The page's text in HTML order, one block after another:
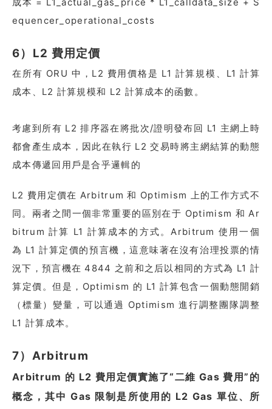
equencer_operational_costs
6）L2 費用定價
在所有 ORU 中，L2 費用價格是 L1 計算規模、L1 計算
成本、L2 計算規模和 L2 計算成本的函數。
考慮到所有 L2 排序器在將批次/證明發布回 L1 主網上時
都會產生成本，因此在執行 L2 交易時將主網結算的動態
成本傳遞回用戶是合乎邏輯的
L2 費用定價在 Arbitrum 和 Optimism 上的工作方式不
同。兩者之間一個非常重要的區別在于 Optimism 和 Ar
bitrum 計算 L1 計算成本的方式。Arbitrum 使用一個
為 L1 計算定價的預言機，這意味著在沒有治理投票的情
況下，預言機在 4844 之前和之后以相同的方式為 L1 計
算定價。但是，Optimism 的 L1 計算包含一個動態開銷
（標量）變量，可以通過 Optimism 進行調整團隊調整
L1 計算成本。
7）Arbitrum
Arbitrum 的 L2 費用定價實施了“二維 Gas 費用”的
概念，其中 Gas 限制是所使用的 L2 Gas 單位、所